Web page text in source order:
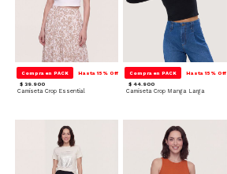
Compra en PACK Hasta 15% Off
$ 39.900
Camiseta Crop Essential
Compra en PACK Hasta 15% Off
$ 44.900
Camiseta Crop Manga Larga